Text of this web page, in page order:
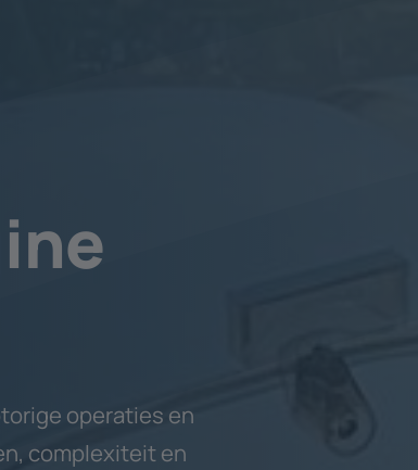
operaties en
complexiteit en